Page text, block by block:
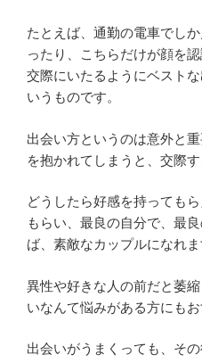
たとえば、通勤の電車でし
ったり、こちらだけが顔を
交際にいたるようにベスト
いうものです。
出会い方というのは意外と
を抱かれてしまうと、交際
どうしたら好感を持っても
もらい、最良の自分で、最
ば、素敵なカップルになれま
異性や好きな人の前だと萎
いなんて悩みがある方にもお
出会いがうまくっても、そ